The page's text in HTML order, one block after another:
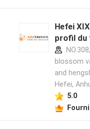
Hefei
profil du
blossom
and
Hefei,
5.0